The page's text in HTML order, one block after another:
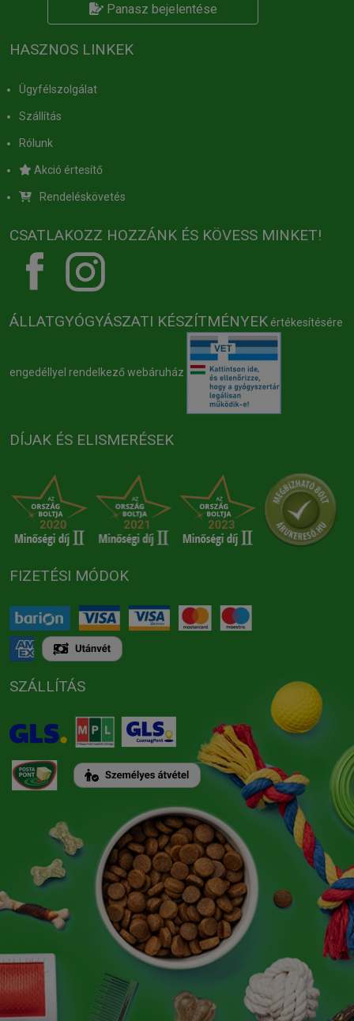
Panasz bejelentése
HASZNOS LINKEK
Ügyfélszolgálat
Szállítás
Rólunk
Akció értesítő
Rendeléskövetés
CSATLAKOZZ HOZZÁNK ÉS KÖVESS MINKET!
ÁLLATGYÓGYÁSZATI KÉSZÍTMÉNYEK értékesítésére
engedéllyel rendelkező webáruház
DÍJAK ÉS ELISMERÉSEK
FIZETÉSI MÓDOK
SZÁLLÍTÁS